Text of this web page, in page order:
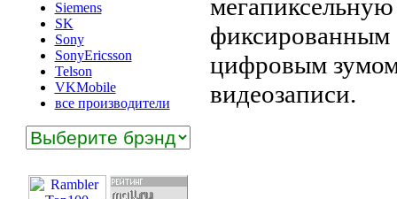
Siemens
SK
Sony
SonyEricsson
Telson
VKMobile
все производители
цифровым
видеозаписи.